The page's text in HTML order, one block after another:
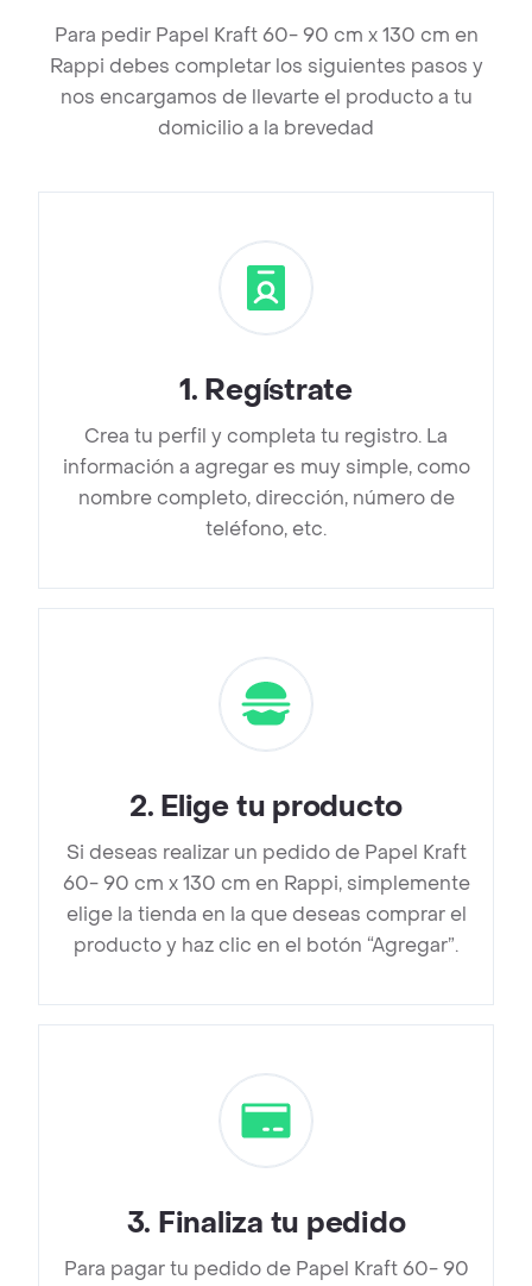
Para pedir Papel Kraft 60- 90 cm x 130 cm en
Rappi debes completar los siguientes pasos y
nos encargamos de llevarte el producto a tu
domicilio a la brevedad
1. Regístrate
Crea tu perfil y completa tu registro. La
información a agregar es muy simple, como
nombre completo, dirección, número de
teléfono, etc.
2. Elige tu producto
Si deseas realizar un pedido de Papel Kraft
60- 90 cm x 130 cm en Rappi, simplemente
elige la tienda en la que deseas comprar el
producto y haz clic en el botón “Agregar”.
3. Finaliza tu pedido
Para pagar tu pedido de Papel Kraft 60- 90